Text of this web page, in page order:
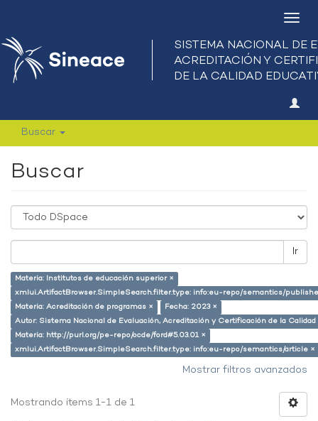
Buscar
Buscar
Ir
Materia: Institutos de educación superior ×
xmlui.ArtifactBrowser.SimpleSearch.filter.type: info:eu-repo/semantics/
Materia: Acreditación de programas ×
Fecha: 2023 ×
Autor: Sistema Nacional de Evaluación, Acreditación y Certificación de la
Materia: http://purl.org/pe-repo/ocde/ford#5.03.01 ×
xmlui.ArtifactBrowser.SimpleSearch.filter.type: info:eu-repo/semantics/article ×
Mostrar filtros avanzados
Mostrando ítems 1-1 de 1